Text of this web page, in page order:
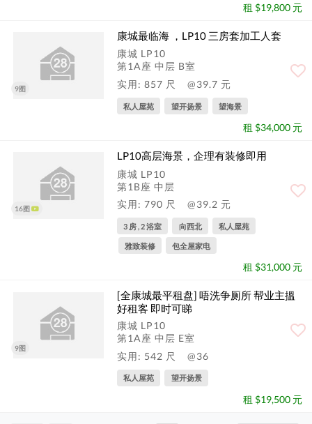
租 $19,800 元
9图
康城最临海 ，LP10 三房套加工人套
康城 LP10
第1A座 中层 B室
实用: 857 尺
@39.7 元
私人屋苑 望开扬景 望海景
租 $34,000 元
16图
LP10高层海景，企理有装修即用
康城 LP10
第1B座 中层
实用: 790 尺
@39.2 元
3 房 , 2 浴室 向西北 私人屋苑
雅致装修 包全屋家电
租 $31,000 元
9图
[全康城最平租盘] 唔洗争厕所 帮业主搵
好租客 即时可睇
康城 LP10
第1A座 中层 E室
实用: 542 尺
@36
私人屋苑 望开扬景
租 $19,500 元